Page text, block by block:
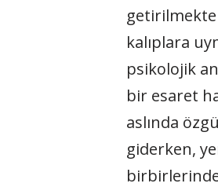
kalıplara
psikolojik
bir esaret
aslında
giderken,